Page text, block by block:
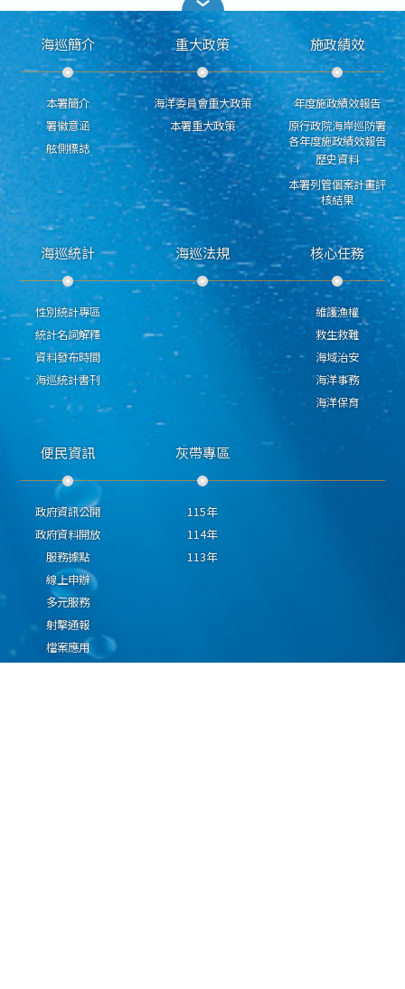
海巡簡介
本署簡介
署徽意涵
舷側標誌
重大政策
海洋委員會重大政策
本署重大政策
施政績效
年度施政績效報告
原行政院海岸巡防署
各年度施政績效報告
歷史資料
本署列管個案計畫評
核結果
海巡統計
性別統計專區
統計名詞解釋
資料發布時間
海巡統計書刊
海巡法規 核心任務
維護漁權
救生救難
海域治安
海洋事務
海洋保育
便民資訊
政府資訊公開
政府資料開放
服務據點
線上申辦
多元服務
射擊通報
檔案應用
灰帶專區
115年
114年
113年